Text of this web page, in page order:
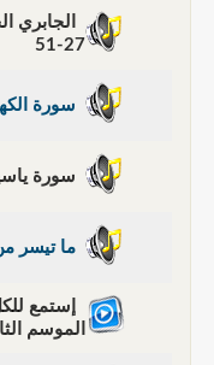
الجابري
27-51
سورة
سورة
ما تيسر
إستمع
الموسم